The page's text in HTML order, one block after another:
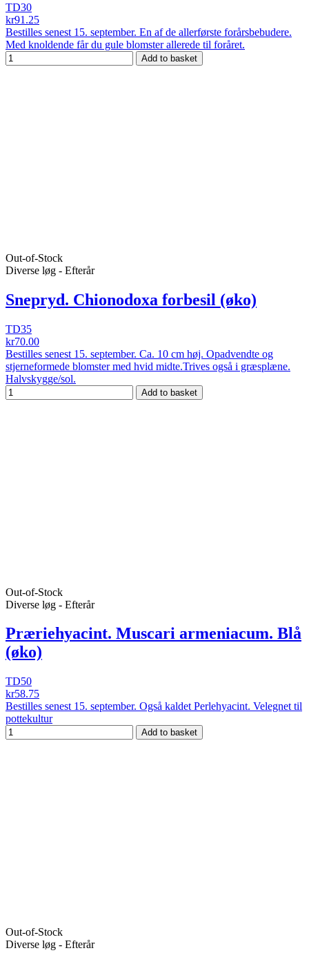
TD30
kr91.25
Bestilles senest 15. september. En af de allerførste forårsbebudere.
Med knoldende får du gule blomster allerede til foråret.
Add to basket
Out-of-Stock
Diverse løg - Efterår
Snepryd. Chionodoxa forbesil (øko)
TD35
kr70.00
Bestilles senest 15. september. Ca. 10 cm høj. Opadvendte og
stjerneformede blomster med hvid midte.Trives også i græsplæne.
Halvskygge/sol.
Add to basket
Out-of-Stock
Diverse løg - Efterår
Præriehyacint. Muscari armeniacum. Blå
(øko)
TD50
kr58.75
Bestilles senest 15. september. Også kaldet Perlehyacint. Velegnet til
pottekultur
Add to basket
Out-of-Stock
Diverse løg - Efterår